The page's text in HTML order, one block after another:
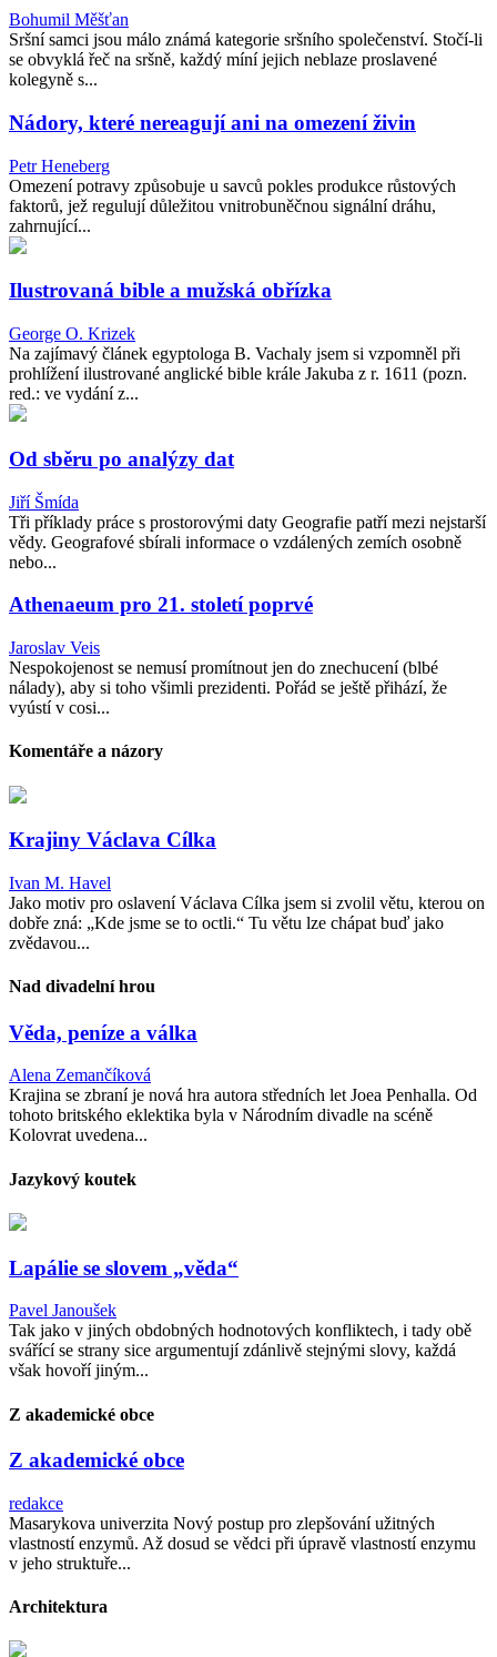
Bohumil Měšťan
Sršní samci jsou málo známá kategorie sršního společenství. Stočí-li
se obvyklá řeč na sršně, každý míní jejich neblaze proslavené
kolegyně s...
Nádory, které nereagují ani na omezení živin
Petr Heneberg
Omezení potravy způsobuje u savců pokles produkce růstových
faktorů, jež regulují důležitou vnitrobuněčnou signální dráhu,
zahrnující...
Ilustrovaná bible a mužská obřízka
George O. Krizek
Na zajímavý článek egyptologa B. Vachaly jsem si vzpomněl při
prohlížení ilustrované anglické bible krále Jakuba z r. 1611 (pozn.
red.: ve vydání z...
Od sběru po analýzy dat
Jiří Šmída
Tři příklady práce s prostorovými daty Geografie patří mezi nejstarší
vědy. Geografové sbírali informace o vzdálených zemích osobně
nebo...
Athenaeum pro 21. století poprvé
Jaroslav Veis
Nespokojenost se nemusí promítnout jen do znechucení (blbé
nálady), aby si toho všimli prezidenti. Pořád se ještě přihází, že
vyústí v cosi...
Komentáře a názory
Krajiny Václava Cílka
Ivan M. Havel
Jako motiv pro oslavení Václava Cílka jsem si zvolil větu, kterou on
dobře zná: „Kde jsme se to octli.“ Tu větu lze chápat buď jako
zvědavou...
Nad divadelní hrou
Věda, peníze a válka
Alena Zemančíková
Krajina se zbraní je nová hra autora středních let Joea Penhalla. Od
tohoto britského eklektika byla v Národním divadle na scéně
Kolovrat uvedena...
Jazykový koutek
Lapálie se slovem „věda“
Pavel Janoušek
Tak jako v jiných obdobných hodnotových konfliktech, i tady obě
svářící se strany sice argumentují zdánlivě stejnými slovy, každá
však hovoří jiným...
Z akademické obce
Z akademické obce
redakce
Masarykova univerzita Nový postup pro zlepšování užitných
vlastností enzymů. Až dosud se vědci při úpravě vlastností enzymu
v jeho struktuře...
Architektura